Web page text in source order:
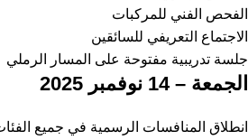
الفحص الفني للمركبات
الاجتماع التعريفي للسائقين
جلسة تدريبية مفتوحة على المسار الرملي
الجمعة – 14 نوفمبر 2025
انطلاق المنافسات الرسمية في جميع